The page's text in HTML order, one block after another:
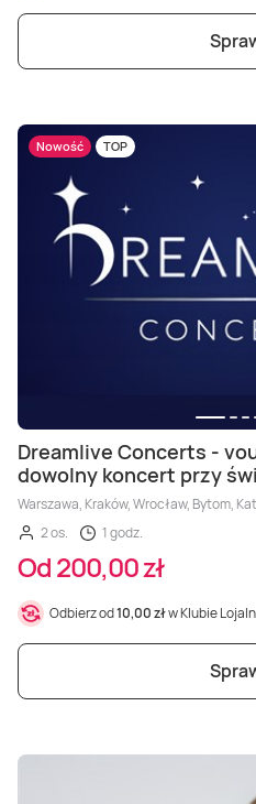
Nowość TOP
Dreamlive Concerts -
dowolny koncert przy
Warszawa, Kraków, Wrocław, Bytom,
2 os.
1 godz.
Od 200,00 zł
Odbierz od10,00 złw Klubie